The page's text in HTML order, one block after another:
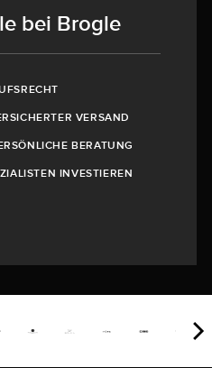
bei Brogle
VERSAND
BERATUNG
INVESTIEREN